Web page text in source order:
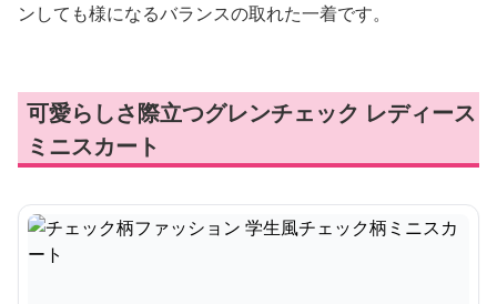
ンしても様になるバランスの取れた一着です。
可愛らしさ際立つグレンチェック レディース
ミニスカート